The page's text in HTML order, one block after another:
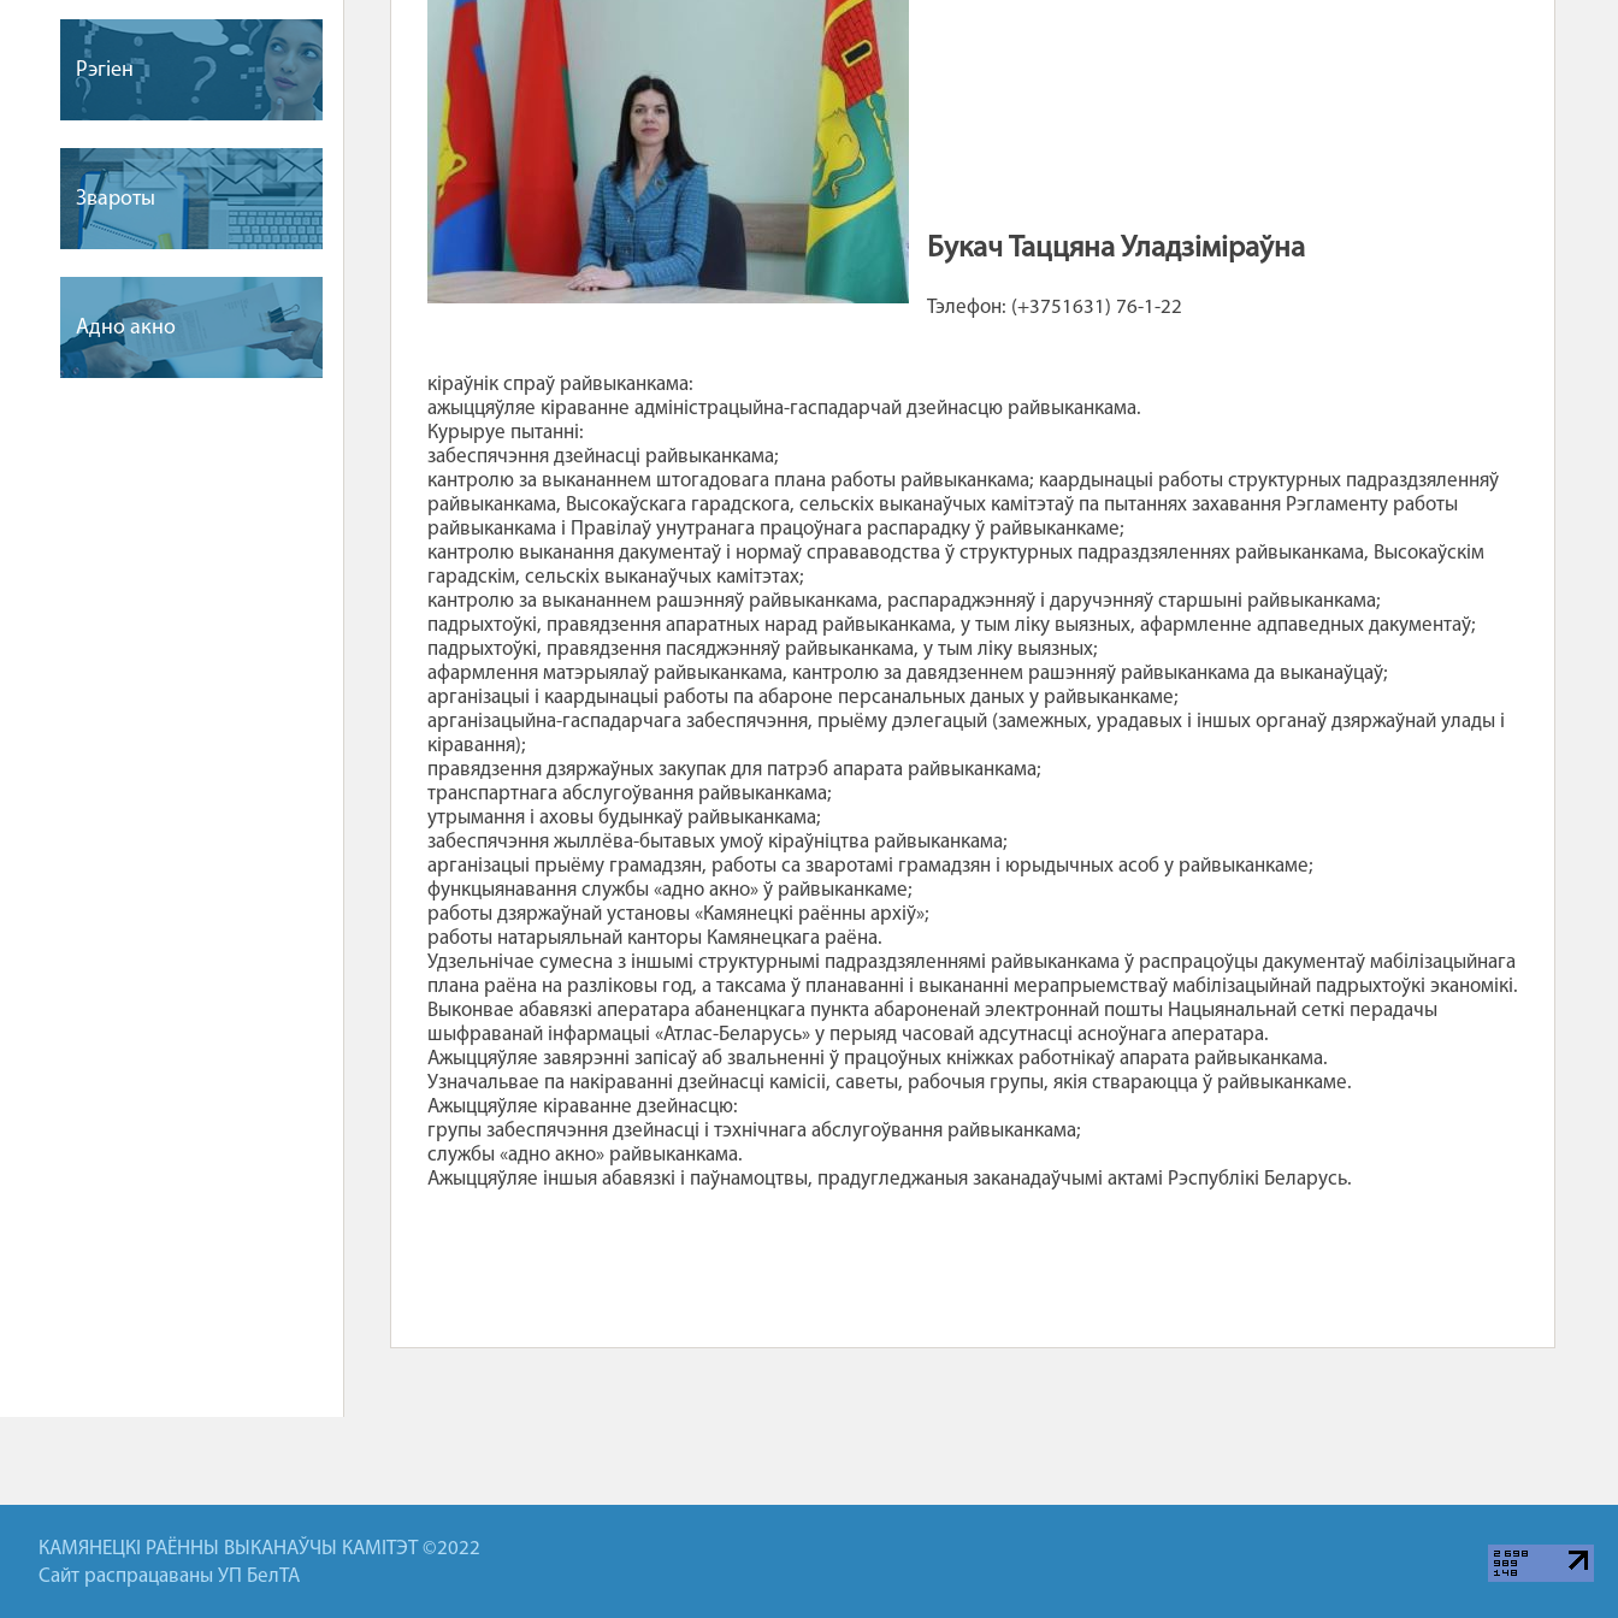
Рэгіен
Звароты
Адно акно
Букач Таццяна Уладзiмiраўна
Тэлефон: (+3751631) 76-1-22
кіраўнік спраў райвыканкама:
ажыццяўляе кіраванне адміністрацыйна-гаспадарчай дзейнасцю райвыканкама.
Курыруе пытанні:
забеспячэння дзейнасці райвыканкама;
кантролю за выкананнем штогадовага плана работы райвыканкама; каардынацыі работы структурных падраздзяленняў
райвыканкама, Высокаўскага гарадскога, сельскіх выканаўчых камітэтаў па пытаннях захавання Рэгламенту работы
райвыканкама і Правілаў унутранага працоўнага распарадку ў райвыканкаме;
кантролю выканання дакументаў і нормаў справаводства ў структурных падраздзяленнях райвыканкама, Высокаўскім
гарадскім, сельскіх выканаўчых камітэтах;
кантролю за выкананнем рашэнняў райвыканкама, распараджэнняў і даручэнняў старшыні райвыканкама;
падрыхтоўкі, правядзення апаратных нарад райвыканкама, у тым ліку выязных, афармленне адпаведных дакументаў;
падрыхтоўкі, правядзення пасяджэнняў райвыканкама, у тым ліку выязных;
афармлення матэрыялаў райвыканкама, кантролю за давядзеннем рашэнняў райвыканкама да выканаўцаў;
арганізацыі і каардынацыі работы па абароне персанальных даных у райвыканкаме;
арганізацыйна-гаспадарчага забеспячэння, прыёму дэлегацый (замежных, урадавых і іншых органаў дзяржаўнай улады і
кіравання);
правядзення дзяржаўных закупак для патрэб апарата райвыканкама;
транспартнага абслугоўвання райвыканкама;
утрымання і аховы будынкаў райвыканкама;
забеспячэння жыллёва-бытавых умоў кіраўніцтва райвыканкама;
арганізацыі прыёму грамадзян, работы са зваротамі грамадзян і юрыдычных асоб у райвыканкаме;
функцыянавання службы «адно акно» ў райвыканкаме;
работы дзяржаўнай установы «Камянецкі раённы архіў»;
работы натарыяльнай канторы Камянецкага раёна.
Удзельнічае сумесна з іншымі структурнымі падраздзяленнямі райвыканкама ў распрацоўцы дакументаў мабілізацыйнага
плана раёна на разліковы год, а таксама ў планаванні і выкананні мерапрыемстваў мабілізацыйнай падрыхтоўкі эканомікі.
Выконвае абавязкі аператара абаненцкага пункта абароненай электроннай пошты Нацыянальнай сеткі перадачы
шыфраванай інфармацыі «Атлас-Беларусь» у перыяд часовай адсутнасці асноўнага аператара.
Ажыццяўляе завярэнні запісаў аб звальненні ў працоўных кніжках работнікаў апарата райвыканкама.
Узначальвае па накіраванні дзейнасці камісіі, саветы, рабочыя групы, якія ствараюцца ў райвыканкаме.
Ажыццяўляе кіраванне дзейнасцю:
групы забеспячэння дзейнасці і тэхнічнага абслугоўвання райвыканкама;
службы «адно акно» райвыканкама.
Ажыццяўляе іншыя абавязкі і паўнамоцтвы, прадугледжаныя заканадаўчымі актамі Рэспублікі Беларусь.
КАМЯНЕЦКІ РАЁННЫ ВЫКАНАЎЧЫ КАМІТЭТ ©2022
Сайт распрацаваны УП БелТА